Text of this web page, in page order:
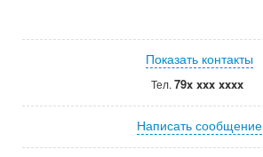
Показать контакты
Тел. 79x xxx xxxx
Написать сообщение